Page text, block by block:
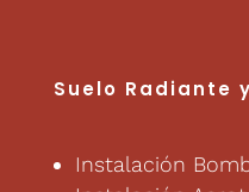
Suelo Radiante
Instalación